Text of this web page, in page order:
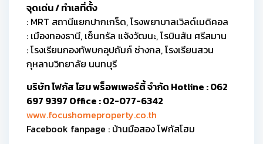
จุดเด่น / ทำเลที่ตั้ง
: MRT สถานีแยกปากเกร็ด, โรงพยาบาลเวิลด์เมดิคอล
: เมืองทองธานี, เซ็นทรัล แจ้งวัฒนะ, โรบินสัน ศรีสมาน
: โรงเรียนกองทัพบกอุปถัมภ์ ช่างกล, โรงเรียนสวน
กุหลาบวิทยาลัย นนทบุรี
บริษัท โฟกัส โฮม พร็อพเพอร์ตี้ จำกัด Hotline : 062
697 9397 Office : 02-077-6342
www.focushomeproperty.co.th
Facebook fanpage : บ้านมือสอง โฟกัสโฮม